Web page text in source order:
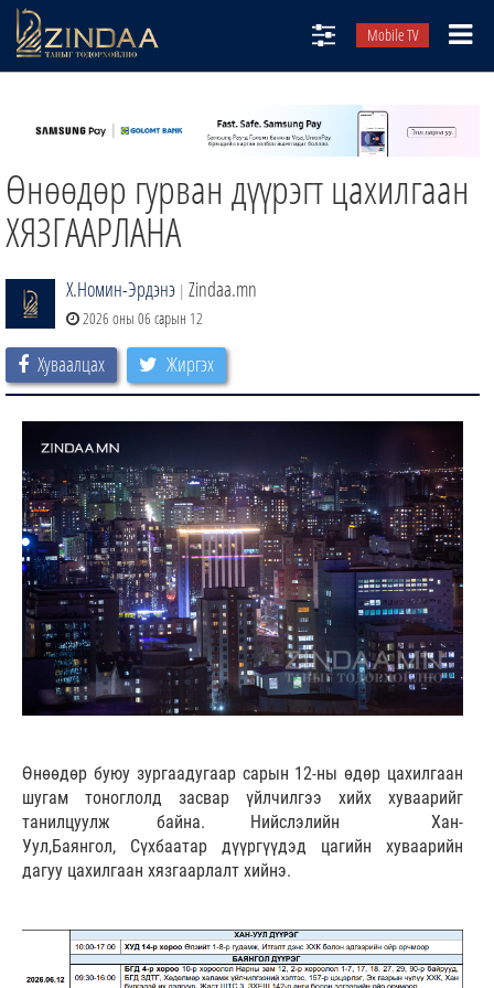
Mobile TV
ТВ8
ӨГЛӨӨНИЙ СОНИН
АУДИО ЗОХИОЛ
Өнөөдөр гурван дүүрэгт цахилгаан
ХЯЗГААРЛАНА
Х.Номин-Эрдэнэ | Zindaa.mn
2026 оны 06 сарын 12
Хуваалцах Жиргэх
Өнөөдөр буюу зургаадугаар сарын 12-ны өдөр цахилгаан
шугам тоноглолд засвар үйлчилгээ хийх хуваарийг
танилцуулж байна. Нийслэлийн Хан-
Уул,Баянгол, Сүхбаатар дүүргүүдэд цагийн хуваарийн
дагуу цахилгаан хязгаарлалт хийнэ.